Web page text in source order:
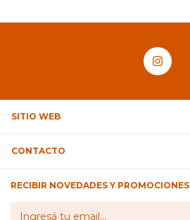
SITIO WEB
CONTACTO
RECIBIR NOVEDADES Y PROMOCIONES